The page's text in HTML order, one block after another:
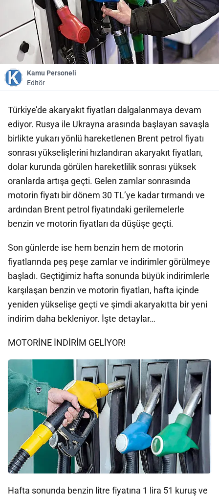
Kamu Personeli
Editör
Türkiye’de akaryakıt fiyatları dalgalanmaya devam
ediyor. Rusya ile Ukrayna arasında başlayan savaşla
birlikte yukarı yönlü hareketlenen Brent petrol fiyatı
sonrası yükselişlerini hızlandıran akaryakıt fiyatları,
dolar kurunda görülen hareketlilik sonrası yüksek
oranlarda artışa geçti. Gelen zamlar sonrasında
motorin fiyatı bir dönem 30 TL’ye kadar tırmandı ve
ardından Brent petrol fiyatındaki gerilemelerle
benzin ve motorin fiyatları da düşüşe geçti.
Son günlerde ise hem benzin hem de motorin
fiyatlarında peş peşe zamlar ve indirimler görülmeye
başladı. Geçtiğimiz hafta sonunda büyük indirimlerle
karşılaşan benzin ve motorin fiyatları, hafta içinde
yeniden yükselişe geçti ve şimdi akaryakıtta bir yeni
indirim daha bekleniyor. İşte detaylar…
MOTORİNE İNDİRİM GELİYOR!
Hafta sonunda benzin litre fiyatına 1 lira 51 kuruş ve